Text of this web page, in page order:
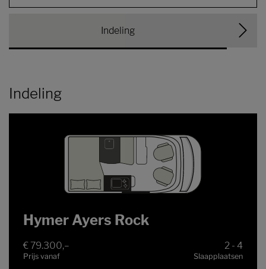
Indeling
Indeling
Hymer Ayers Rock
€ 79.300,–
Prijs vanaf
2 - 4
Slaapplaatsen